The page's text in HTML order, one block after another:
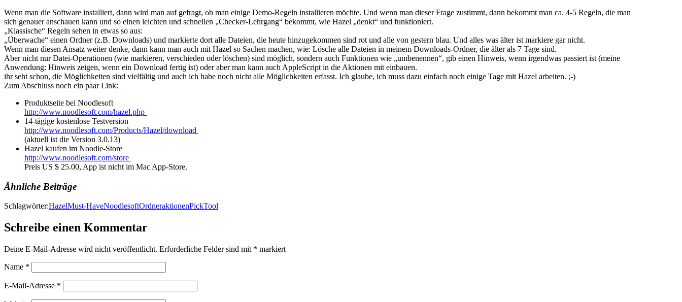
Wenn man die Software installiert, dann wird man auf gefragt, ob man einige Demo-Regeln installieren möchte. Und wenn man dieser Frage zustimmt, dann bekommt man ca. 4-5 Regeln, die man
sich genauer anschauen kann und so einen leichten und schnellen „Checker-Lehrgang“ bekommt, wie Hazel „denkt“ und funktioniert.
„Klassische“ Regeln sehen in etwas so aus:
„Überwache“ einen Ordner (z.B. Downloads) und markierte dort alle Dateien, die heute hinzugekommen sind rot und alle von gestern blau. Und alles was älter ist markiere gar nicht.
Wenn man diesen Ansatz weiter denke, dann kann man auch mit Hazel so Sachen machen, wie: Lösche alle Dateien in meinem Downloads-Ordner, die älter als 7 Tage sind.
Aber nicht nur Datei-Operationen (wie markieren, verschieden oder löschen) sind möglich, sondern auch Funktionen wie „umbenennen“, gib einen Hinweis, wenn irgendwas passiert ist (meine
Anwendung: Hinweis zeigen, wenn ein Download fertig ist) oder aber man kann auch AppleScript in die Aktionen mit einbauen.
ihr seht schon, die Möglichkeiten sind vielfältig und auch ich habe noch nicht alle Möglichkeiten erfasst. Ich glaube, ich muss dazu einfach noch einige Tage mit Hazel arbeiten. ;-)
Zum Abschluss noch ein paar Link:
Produktseite bei Noodlesoft
http://www.noodlesoft.com/hazel.php
14-tägige kostenlose Testversion
http://www.noodlesoft.com/Products/Hazel/download
(aktuell ist die Version 3.0.13)
Hazel kaufen im Noodle-Store
http://www.noodlesoft.com/store
Preis US $ 25.00, App ist nicht im Mac App-Store.
Ähnliche Beiträge
Schlagwörter:HazelMust-HaveNoodlesoftOrdneraktionenPickTool
Schreibe einen Kommentar
Deine E-Mail-Adresse wird nicht veröffentlicht. Erforderliche Felder sind mit * markiert
Name *
E-Mail-Adresse *